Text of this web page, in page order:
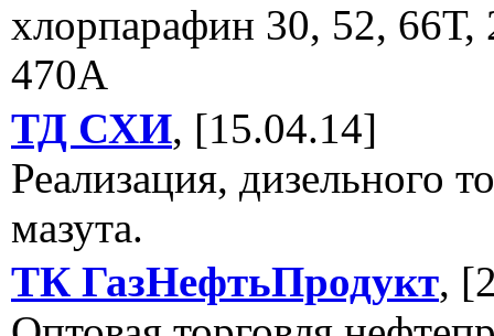
хлорпарафин 30, 52, 66Т,
470А
ТД СХИ, [15.04.14]
Реализация, дизельного
мазута.
ТК ГазНефтьПродукт,